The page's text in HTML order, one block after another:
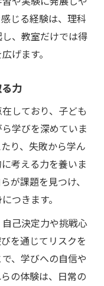
じる経験は、理科
、教室だけでは得
げます。
力
しており、子ども
学びを深めていま
り、失敗から学ん
考える力を養いま
が課題を見つけ、
つきます。
己決定力や挑戦心
を通じてリスクを
、学びへの自信や
の体験は、日常の